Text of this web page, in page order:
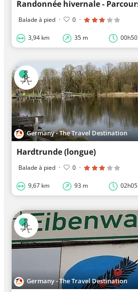
Balade à pied · 0 ·
3,94 km 35 m 00h50
Germany - The Travel Destination
Hardtrunde (longue)
Balade à pied · 0 ·
9,67 km 93 m 02h05
Germany - The Travel Destination